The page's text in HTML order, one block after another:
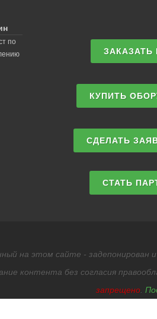
по
ЗАКАЗАТЬ
КУПИТЬ
СДЕЛАТЬ
СТАТЬ
на этом сайте - задепонирован
контента без согласия
запрещено.